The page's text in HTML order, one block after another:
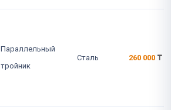
Параллельный
тройник
Сталь 260 000 ₸